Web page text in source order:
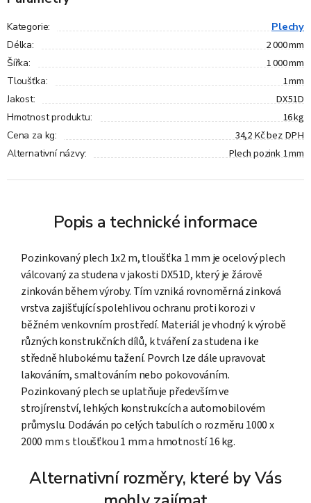
Kategorie: Plechy
Délka: 2 000 mm
Šířka: 1 000 mm
Tloušťka: 1 mm
Jakost: DX51D
Hmotnost produktu: 16 kg
Cena za kg: 34,2 Kč bez DPH
Alternativní názvy: Plech pozink 1 mm
Popis a technické informace
Pozinkovaný plech 1x2 m, tloušťka 1 mm je ocelový plech
válcovaný za studena v jakosti DX51D, který je žárově
zinkován během výroby. Tím vzniká rovnoměrná zinková
vrstva zajišťující spolehlivou ochranu proti korozi v
běžném venkovním prostředí. Materiál je vhodný k výrobě
různých konstrukčních dílů, k tváření za studena i ke
středně hlubokému tažení. Povrch lze dále upravovat
lakováním, smaltováním nebo pokovováním.
Pozinkovaný plech se uplatňuje především ve
strojírenství, lehkých konstrukcích a automobilovém
průmyslu. Dodáván po celých tabulích o rozměru 1000 x
2000 mm s tloušťkou 1 mm a hmotností 16 kg.
Alternativní rozměry, které by Vás